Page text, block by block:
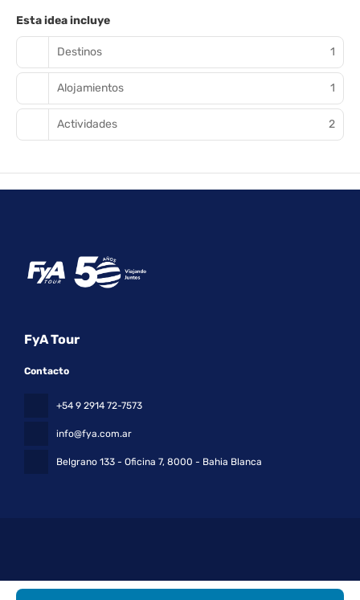
Esta idea incluye
Destinos 1
Alojamientos 1
Actividades 2
FyA Tour
Contacto
+54 9 2914 72-7573
info@fya.com.ar
Belgrano 133 - Oficina 7, 8000 - Bahia Blanca